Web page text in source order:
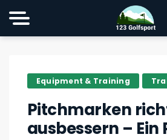
Equipment & Training
Pitchmarken
ausbessern – Ein